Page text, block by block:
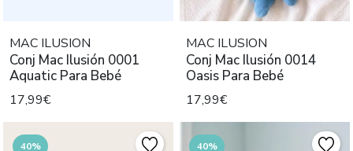
MAC ILUSION
Conj Mac Ilusión 0001
Aquatic Para Bebé
17,99€
MAC ILUSION
Conj Mac Ilusión 0014
Oasis Para Bebé
17,99€
40% 40%